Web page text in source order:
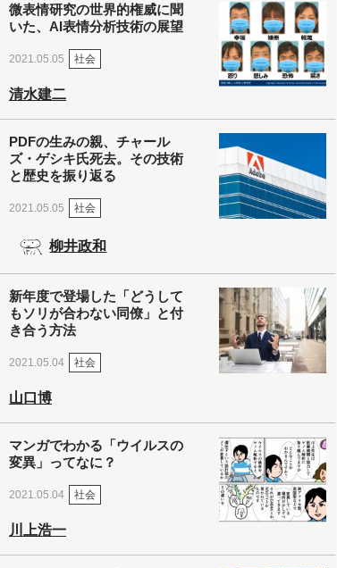
微表情研究の世界的権威に聞
いた、AI表情分析技術の展望
2021.05.05 社会
清水建二
PDFの生みの親、チャール
ズ・ゲシキ氏死去。その技術
と歴史を振り返る
2021.05.05 社会
柳井政和
新年度で登場した「どうして
もソリが合わない同僚」と付
き合う方法
2021.05.04 社会
山口博
マンガでわかる「ウイルスの
変異」ってなに？
2021.05.04 社会
川上浩一